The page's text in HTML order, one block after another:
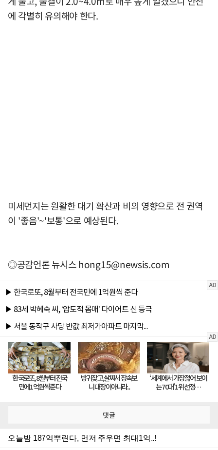
에 각별히 유의해야 한다.
미세먼지는 원활한 대기 확산과 비의 영향으로 전 권역
이 '좋음'~'보통'으로 예상된다.
◎공감언론 뉴시스hong15@newsis.com
댓글